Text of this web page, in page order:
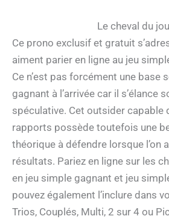
Le cheval du
Ce prono exclusif et gratuit
aiment parier en ligne au jeu
Ce n’est pas forcément une base
gagnant à l’arrivée car il s’élance
spéculative. Cet outsider capable
rapports possède toutefois une
théorique à défendre lorsque l’on
résultats. Pariez en ligne sur les
en jeu simple gagnant et jeu
pouvez également l’inclure dans
Trios, Couplés, Multi, 2 sur 4 ou